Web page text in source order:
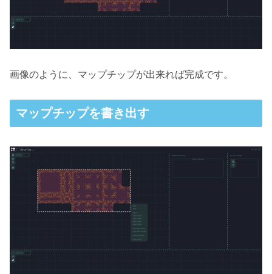
画像のように、マップチップが出来れば完成です。
マップチップを書き出す